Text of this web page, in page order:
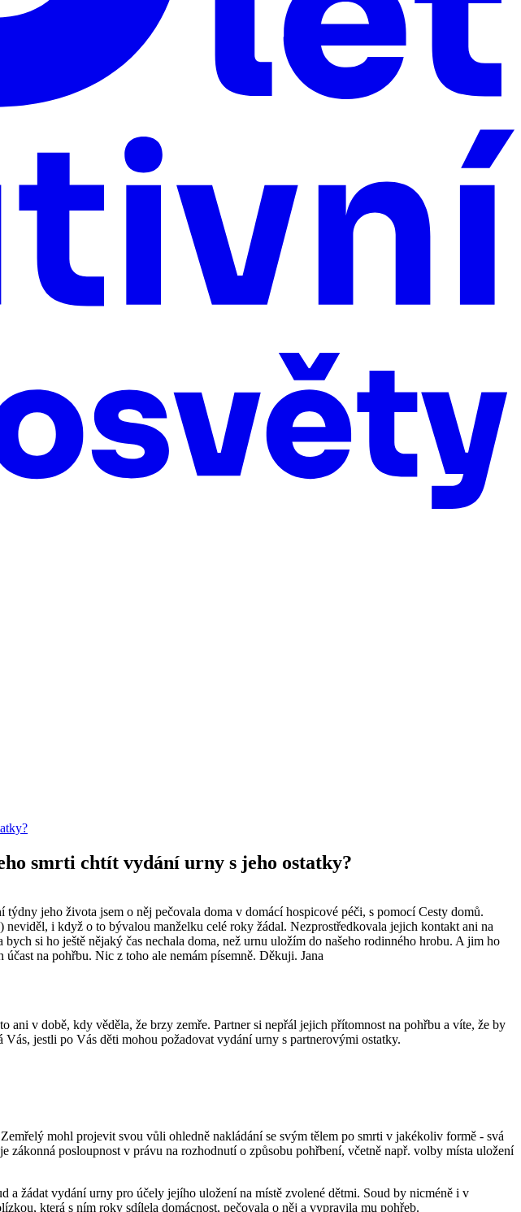
smrti chtít vydání urny s jeho ostatky?
jeho života jsem o něj pečovala doma v domácí hospicové péči, s pomocí Cesty domů.
i když o to bývalou manželku celé roky žádal. Nezprostředkovala jejich kontakt ani na
si ho ještě nějaký čas nechala doma, než urnu uložím do našeho rodinného hrobu. A jim ho
na pohřbu. Nic z toho ale nemám písemně. Děkuji. Jana
v době, kdy věděla, že brzy zemře. Partner si nepřál jejich přítomnost na pohřbu a víte, že by
jestli po Vás děti mohou požadovat vydání urny s partnerovými ostatky.
mohl projevit svou vůli ohledně nakládání se svým tělem po smrti v jakékoliv formě - svá
posloupnost v právu na rozhodnutí o způsobu pohřbení, včetně např. volby místa uložení
žádat vydání urny pro účely jejího uložení na místě zvolené dětmi. Soud by nicméně i v
která s ním roky sdílela domácnost, pečovala o něj a vypravila mu pohřeb.